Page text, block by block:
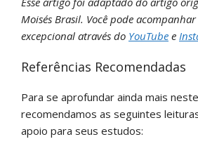
Moisés Brasil. Você pode
excepcional através do YouTube e
Referências Recomendadas
Para se aprofundar ainda mais
recomendamos as seguintes
apoio para seus estudos: